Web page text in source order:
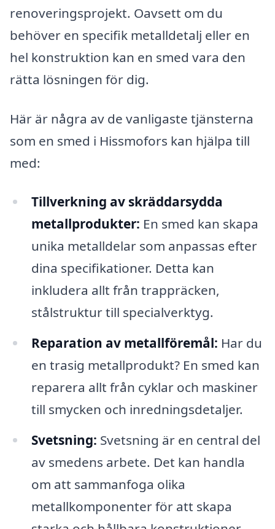
renoveringsprojekt. Oavsett om du
behöver en specifik metalldetalj eller en
hel konstruktion kan en smed vara den
rätta lösningen för dig.
Här är några av de vanligaste tjänsterna
som en smed i Hissmofors kan hjälpa till
med:
Tillverkning av skräddarsydda
metallprodukter: En smed kan skapa
unika metalldelar som anpassas efter
dina specifikationer. Detta kan
inkludera allt från trappräcken,
stålstruktur till specialverktyg.
Reparation av metallföremål: Har du
en trasig metallprodukt? En smed kan
reparera allt från cyklar och maskiner
till smycken och inredningsdetaljer.
Svetsning: Svetsning är en central del
av smedens arbete. Det kan handla
om att sammanfoga olika
metallkomponenter för att skapa